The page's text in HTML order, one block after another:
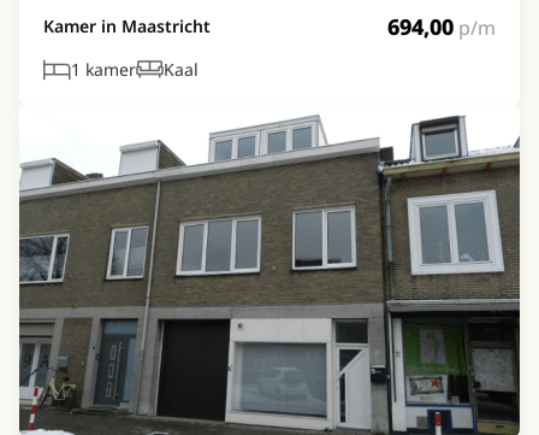
Kamer in Maastricht 694,00 p/m
1 kamer Kaal